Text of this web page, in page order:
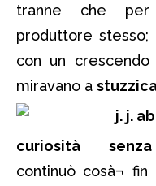
tranne che
produttore stesso;
con un
miravano a
curiosità senza
continuò cosà¬